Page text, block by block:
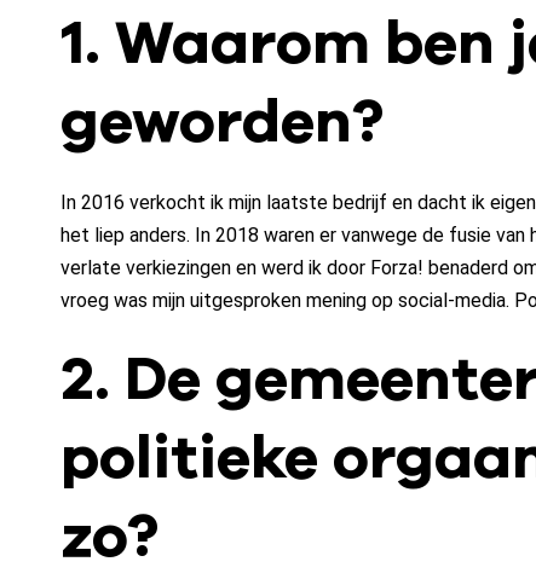
1. Waarom ben
geworden?
In 2016 verkocht ik mijn laatste bedrijf en dacht ik
het liep anders. In 2018 waren er vanwege de fusie
verlate verkiezingen en werd ik door Forza! benaderd
vroeg was mijn uitgesproken mening op social-media.
2. De
politieke
zo?